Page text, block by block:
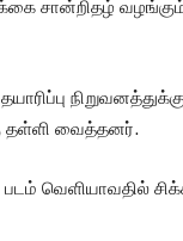
தள்ளி வைத்தனர்.
வெளியாவதில்